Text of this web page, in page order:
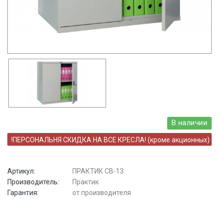
В наличии
!ПЕРСОНАЛЬНЯ СКИДКА НА ВСЕ КРЕСЛА! (кроме акционных)
Артикул:
ПРАКТИК СВ-13
Производитель:
Практик
Гарантия:
от производителя